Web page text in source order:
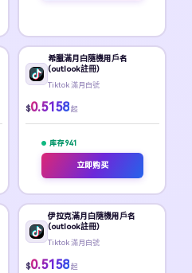
希臘滿月白隨機用戶名
(outlook註冊)
Tiktok 滿月白號
$0.5158 起
库存 941
立即购买
伊拉克滿月白隨機用戶名
(outlook註冊)
Tiktok 滿月白號
$0.5158 起